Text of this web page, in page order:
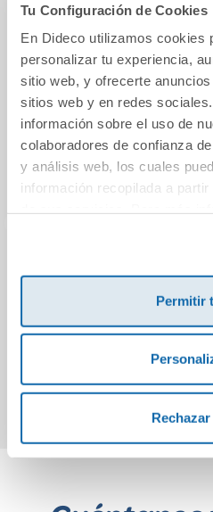
Tu Configuración de Cookies
En Dideco utilizamos cookies
personalizar tu experiencia,
sitio web, y ofrecerte
sitios web y en redes
información sobre el uso de
colaboradores de confianza
y análisis web, los cuales
información recopilada a
Permitir
También
El misterio del
13,95€
Comprar
Mi